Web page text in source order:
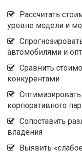
Рассчитать
уровне модели и
автомобилями и
Сравнить
конкурентами
корпоративного
Сопоставить
владения
Выявить